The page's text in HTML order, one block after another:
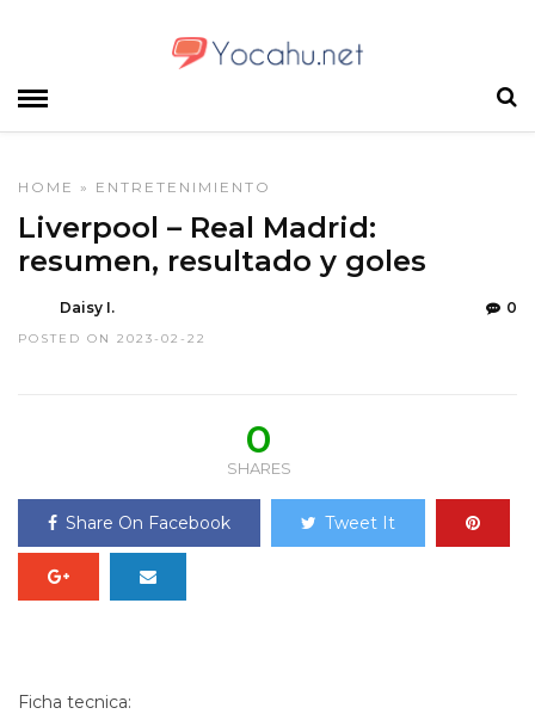
HOME » ENTRETENIMIENTO
Liverpool – Real Madrid:
resumen, resultado y goles
Daisy I.
POSTED ON 2023-02-22
0
0
SHARES
Share On Facebook Tweet It
Ficha tecnica: